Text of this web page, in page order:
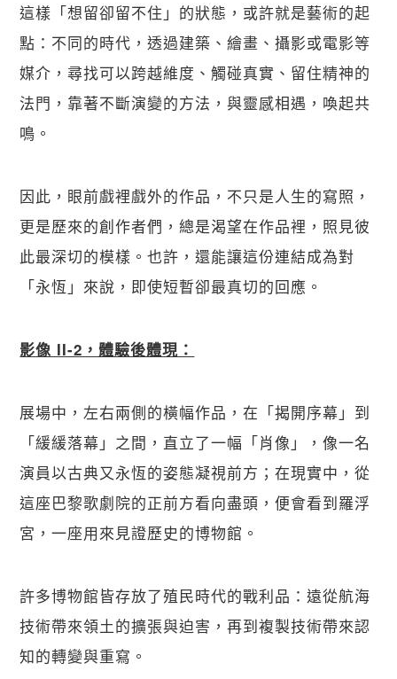
這樣「想留卻留不住」的狀態，或許就是藝術的起
點：不同的時代，透過建築、繪畫、攝影或電影等
媒介，尋找可以跨越維度、觸碰真實、留住精神的
法門，靠著不斷演變的方法，與靈感相遇，喚起共
鳴。
因此，眼前戲裡戲外的作品，不只是人生的寫照，
更是歷來的創作者們，總是渴望在作品裡，照見彼
此最深切的模樣。也許，還能讓這份連結成為對
「永恆」來說，即使短暫卻最真切的回應。
影像 II-2，體驗後體現：
展場中，左右兩側的橫幅作品，在「揭開序幕」到
「緩緩落幕」之間，直立了一幅「肖像」，像一名
演員以古典又永恆的姿態凝視前方；在現實中，從
這座巴黎歌劇院的正前方看向盡頭，便會看到羅浮
宮，一座用來見證歷史的博物館。
許多博物館皆存放了殖民時代的戰利品：遠從航海
技術帶來領土的擴張與迫害，再到複製技術帶來認
知的轉變與重寫。